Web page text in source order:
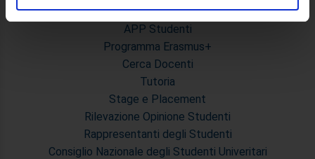
Utilizziamo i cookie per personalizzare contenuti ed
annunci, per fornire funzionalità dei social media e per
analizzare il nostro traffico. Condividiamo inoltre
pubblicità e social media, i quali potrebbero combinarle
con altre informazioni che ha fornito loro o che hanno
raccolto dal suo utilizzo dei loro servizi.
Segreteria Studenti
APP Studenti
Programma Erasmus+
Cerca Docenti
Tutoria
Stage e Placement
Rilevazione Opinione Studenti
Rappresentanti degli Studenti
Consiglio Nazionale degli Studenti Univeritari